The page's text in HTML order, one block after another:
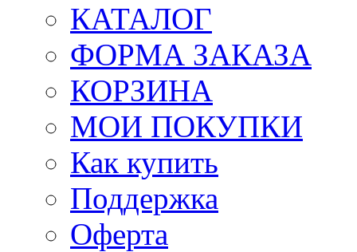
КАТАЛОГ
ФОРМА ЗАКАЗА
КОРЗИНА
МОИ ПОКУПКИ
Как купить
Поддержка
Оферта